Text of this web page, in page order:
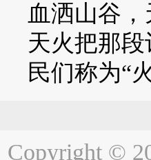
血洒山谷
天火把那
民们称为“
Copyright ©